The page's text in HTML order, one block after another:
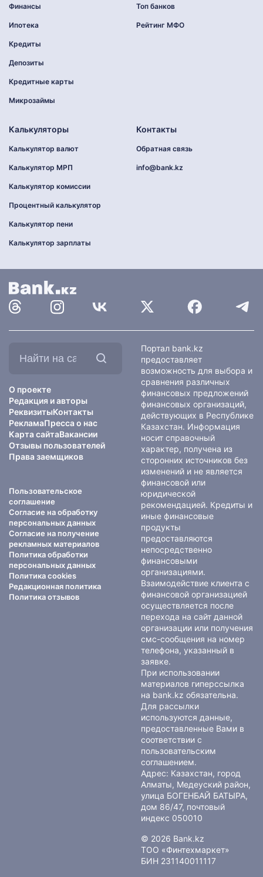
Финансы
Ипотека
Кредиты
Депозиты
Кредитные карты
Микрозаймы
Топ банков
Рейтинг МФО
Калькуляторы
Калькулятор валют
Калькулятор МРП
Калькулятор комиссии
Процентный калькулятор
Калькулятор пени
Калькулятор зарплаты
Контакты
Обратная связь
info@bank.kz
О проекте
Редакция и авторы
РеквизитыКонтакты
РекламаПресса о нас
Карта сайтаВакансии
Отзывы пользователей
Права заемщиков
Пользовательское
соглашение
Согласие на обработку
персональных данных
Согласие на получение
рекламных материалов
Политика обработки
персональных данных
Политика cookies
Редакционная политика
Политика отзывов
Портал bank.kz
предоставляет
возможность для выбора и
сравнения различных
финансовых предложений
финансовых организаций,
действующих в Республике
Казахстан. Информация
носит справочный
характер, получена из
сторонних источников без
изменений и не является
финансовой или
юридической
рекомендацией. Кредиты и
иные финансовые
продукты
предоставляются
непосредственно
финансовыми
организациями.
Взаимодействие клиента с
финансовой организацией
осуществляется после
перехода на сайт данной
организации или получения
смс-сообщения на номер
телефона, указанный в
заявке.
При использовании
материалов гиперссылка
на bank.kz обязательна.
Для рассылки
используются данные,
предоставленные Вами в
соответствии с
пользовательским
соглашением.
Адрес: Казахстан, город
Алматы, Медеуский район,
улица БОГЕНБАЙ БАТЫРА,
дом 86/47, почтовый
индекс 050010
© 2026 Bank.kz
ТОО «Финтехмаркет»
БИН 231140011117